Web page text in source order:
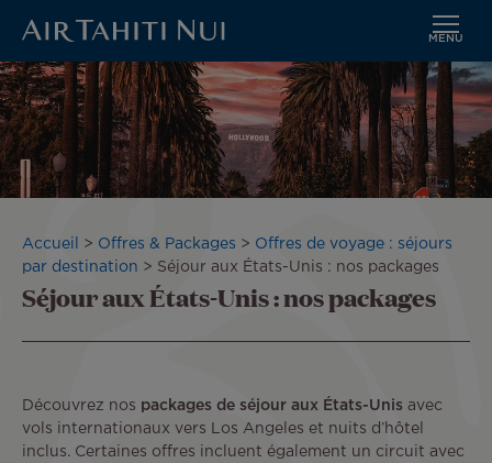
Aller
au
contenu
principal
MENU
Fil
d'Ariane
Accueil Offres & Packages
Offres de voyage : séjours
par destination
Séjour aux États-Unis : nos packages
Séjour aux États-Unis : nos packages
Découvrez nos packages de séjour aux États-Unis avec
vols internationaux vers Los Angeles et nuits d’hôtel
inclus. Certaines offres incluent également un circuit avec